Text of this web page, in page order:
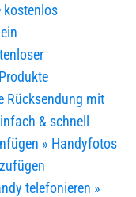
kostenlos
Rücksendung mit
& schnell
» Handyfotos
telefonieren »